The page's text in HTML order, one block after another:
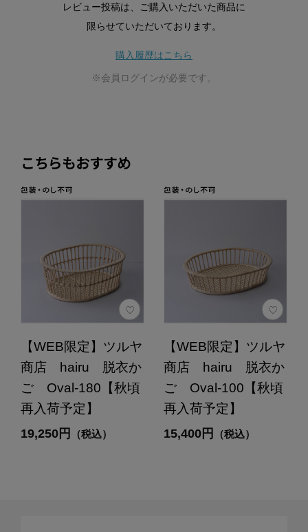
レビュー投稿は、ご購入いただいた商品に
限らせていただいております。
購入履歴はこちら
※会員ログインが必要です。
こちらもおすすめ
【WEB限定】ツルヤ
商店 hairu 脱衣か
ご Oval-180【秋頃
再入荷予定】
19,250円 （税込）
【WEB限定】ツルヤ
商店 hairu 脱衣か
ご Oval-100【秋頃
再入荷予定】
15,400円 （税込）